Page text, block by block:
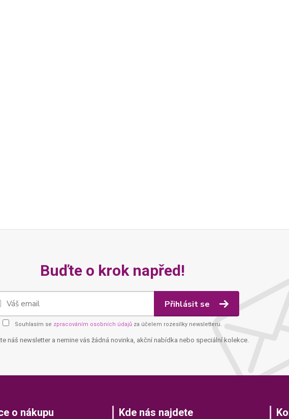
Buďte o krok napřed!
Přihlásit se
Souhlasím se zpracováním osobních údajů za účelem rozesílky newsletteru.
náš newsletter a nemine vás žádná novinka, akční nabídka nebo speciální kolekce.
o nákupu Kde nás najdete